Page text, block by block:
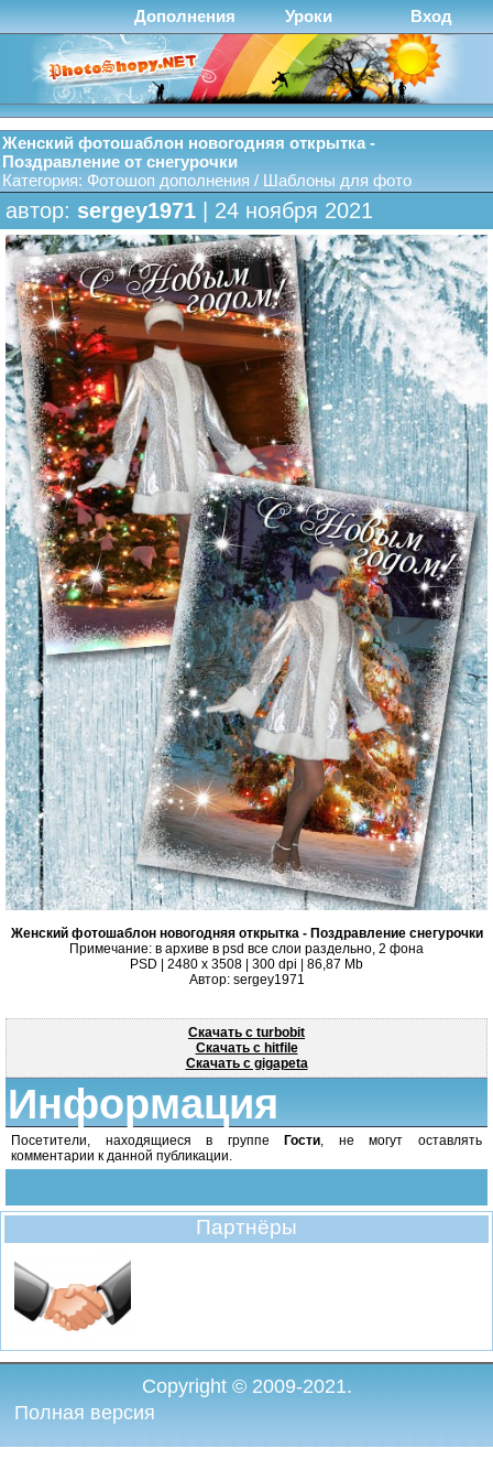
Дополнения Уроки Вход
Женский фотошаблон новогодняя открытка -
Поздравление от снегурочки
Категория: Фотошоп дополнения / Шаблоны для фото
автор: sergey1971 | 24 ноября 2021
Женский фотошаблон новогодняя открытка - Поздравление снегурочки
Примечание: в архиве в psd все слои раздельно, 2 фона
PSD | 2480 x 3508 | 300 dpi | 86,87 Mb
Автор: sergey1971
Скачать с turbobit
Скачать с hitfile
Скачать с gigapeta
Информация
Посетители, находящиеся в группе Гости, не могут оставлять
комментарии к данной публикации.
Партнёры
Copyright © 2009-2021.
Полная версия